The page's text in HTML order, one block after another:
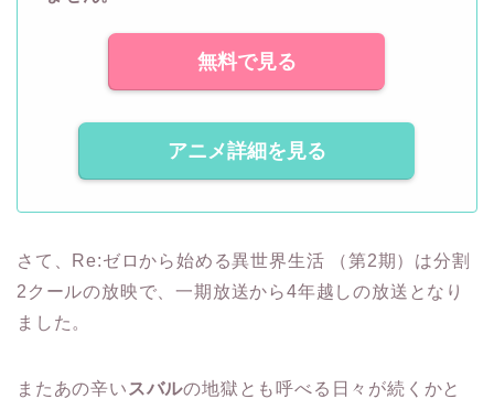
無料で見る
アニメ詳細を見る
さて、Re:ゼロから始める異世界生活 （第2期）は分割
2クールの放映で、一期放送から4年越しの放送となり
ました。
またあの辛い スバルの地獄とも呼べる日々が続くかと